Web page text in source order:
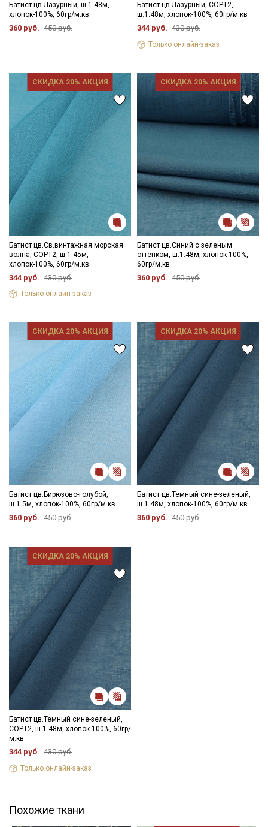
Батист цв.Лазурный, ш.1.48м,
хлопок-100%, 60гр/м.кв
360 руб. 450 руб.
Батист цв.Лазурный, СОРТ2,
ш.1.48м, хлопок-100%, 60гр/м.кв
344 руб. 430 руб.
Только онлайн-заказ
СКИДКА 20% АКЦИЯ
Батист цв.Св.винтажная морская
волна, СОРТ2, ш.1.45м,
хлопок-100%, 60гр/м.кв
344 руб. 430 руб.
Только онлайн-заказ
СКИДКА 20% АКЦИЯ
Батист цв.Синий с зеленым
оттенком, ш.1.48м, хлопок-100%,
60гр/м.кв
360 руб. 450 руб.
СКИДКА 20% АКЦИЯ
Батист цв.Бирюзово-голубой,
ш.1.5м, хлопок-100%, 60гр/м.кв
360 руб. 450 руб.
СКИДКА 20% АКЦИЯ
Батист цв.Темный сине-зеленый,
ш.1.48м, хлопок-100%, 60гр/м.кв
360 руб. 450 руб.
СКИДКА 20% АКЦИЯ
Батист цв.Темный сине-зеленый,
СОРТ2, ш.1.48м, хлопок-100%, 60гр/
м.кв
344 руб. 430 руб.
Только онлайн-заказ
Похожие ткани